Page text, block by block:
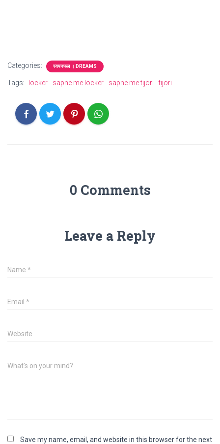
Categories: स्वपनफल । DREAMS
Tags: locker sapne me locker sapne me tijori tijori
0 Comments
Leave a Reply
Name *
Email *
Website
What's on your mind?
Save my name, email, and website in this browser for the next